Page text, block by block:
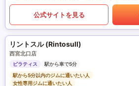
公式サイトを見る
リントスル (Rintosull)
西宮北口店
ピラティス
駅から車で5分
駅から5分以内のジムに通いたい人
女性専用ジムに通いたい人